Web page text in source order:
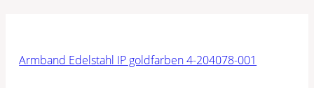
Armband Edelstahl IP goldfarben 4-204078-001